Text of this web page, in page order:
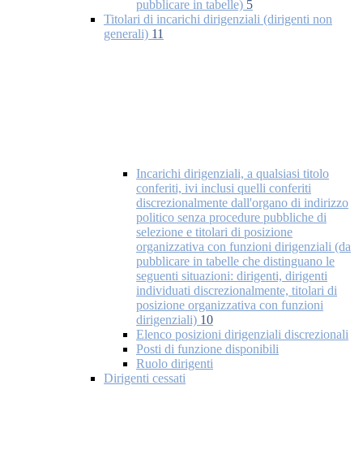
pubblicare in tabelle) 5
Titolari di incarichi dirigenziali (dirigenti non
generali) 11
Incarichi dirigenziali, a qualsiasi titolo
conferiti, ivi inclusi quelli conferiti
discrezionalmente dall'organo di indirizzo
politico senza procedure pubbliche di
selezione e titolari di posizione
organizzativa con funzioni dirigenziali (da
pubblicare in tabelle che distinguano le
seguenti situazioni: dirigenti, dirigenti
individuati discrezionalmente, titolari di
posizione organizzativa con funzioni
dirigenziali) 10
Elenco posizioni dirigenziali discrezionali
Posti di funzione disponibili
Ruolo dirigenti
Dirigenti cessati